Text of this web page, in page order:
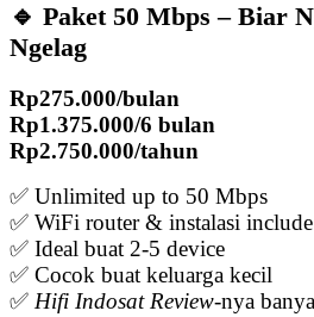
🔹 Paket 50 Mbps – Biar
Ngelag
Rp275.000/bulan
Rp1.375.000/6 bulan
Rp2.750.000/tahun
✅ Unlimited up to 50 Mbps
✅ WiFi router & instalasi include
✅ Ideal buat 2-5 device
✅ Cocok buat keluarga kecil
✅ Hifi Indosat Review-nya